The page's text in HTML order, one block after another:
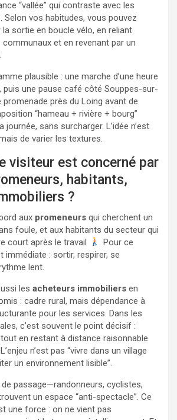
“vallée” qui contraste avec les
Selon vos habitudes, vous pouvez
sortie en boucle vélo, en reliant
et en revenant par un
plausible : une marche d’une heure
puis une pause café côté Souppes-sur-
promenade près du Loing avant de
“hameau + rivière + bourg”
journée, sans surcharger. L’idée n’est
de varier les textures.
visiteur est concerné par
habitants,
?
aux promeneurs qui cherchent un
foule, et aux habitants du secteur qui
court après le travail
. Pour ce
immédiate : sortir, respirer, se
lent.
les acheteurs immobiliers en
: cadre rural, mais dépendance à
pour les services. Dans les
c’est souvent le point décisif :
en restant à distance raisonnable
n’est pas “vivre dans un village
un environnement lisible”.
passage—randonneurs, cyclistes,
un espace “anti-spectacle”. Ce
une force : on ne vient pas